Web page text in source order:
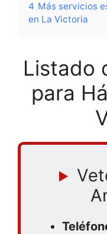
4 Más servicios
en La Victoria
Listado
para